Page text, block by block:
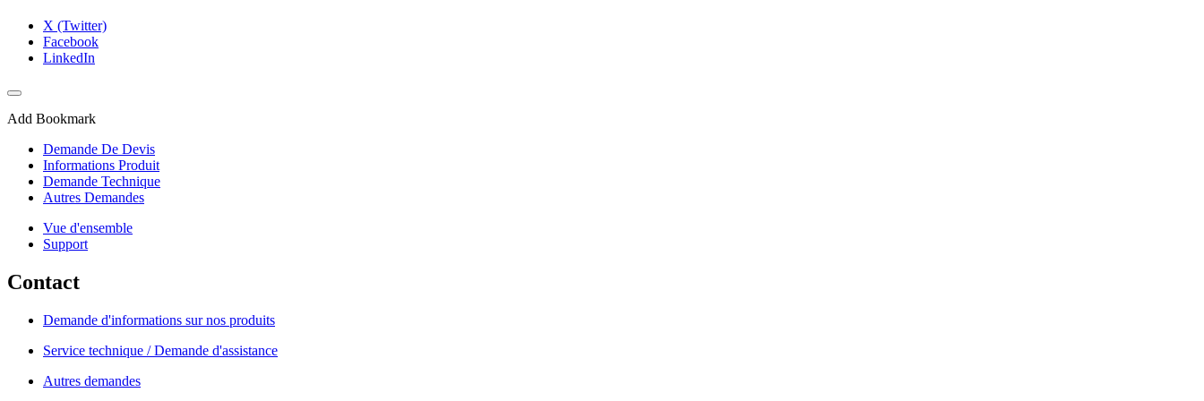
X (Twitter)
Facebook
LinkedIn
Add Bookmark
Demande De Devis
Informations Produit
Demande Technique
Autres Demandes
Vue d'ensemble
Support
Contact
Demande d'informations sur nos produits
Service technique / Demande d'assistance
Autres demandes